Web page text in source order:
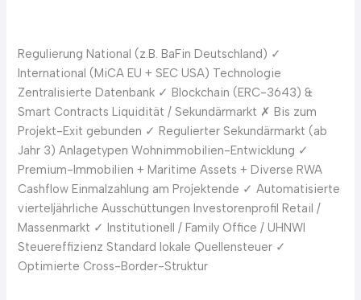
Regulierung National (z.B. BaFin Deutschland) ✓
International (MiCA EU + SEC USA) Technologie
Zentralisierte Datenbank ✓ Blockchain (ERC-3643) &
Smart Contracts Liquidität / Sekundärmarkt ✗ Bis zum
Projekt-Exit gebunden ✓ Regulierter Sekundärmarkt (ab
Jahr 3) Anlagetypen Wohnimmobilien-Entwicklung ✓
Premium-Immobilien + Maritime Assets + Diverse RWA
Cashflow Einmalzahlung am Projektende ✓ Automatisierte
vierteljährliche Ausschüttungen Investorenprofil Retail /
Massenmarkt ✓ Institutionell / Family Office / UHNWI
Steuereffizienz Standard lokale Quellensteuer ✓
Optimierte Cross-Border-Struktur